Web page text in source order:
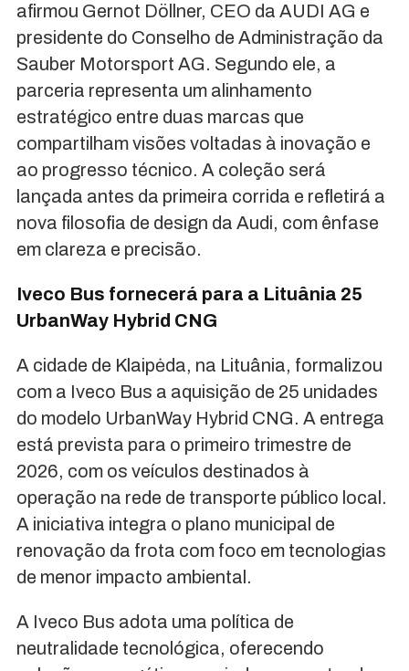
afirmou Gernot Döllner, CEO da AUDI AG e
presidente do Conselho de Administração da
Sauber Motorsport AG. Segundo ele, a
parceria representa um alinhamento
estratégico entre duas marcas que
compartilham visões voltadas à inovação e
ao progresso técnico. A coleção será
lançada antes da primeira corrida e refletirá a
nova filosofia de design da Audi, com ênfase
em clareza e precisão.
Iveco Bus fornecerá para a Lituânia 25
UrbanWay Hybrid CNG
A cidade de Klaipėda, na Lituânia, formalizou
com a Iveco Bus a aquisição de 25 unidades
do modelo UrbanWay Hybrid CNG. A entrega
está prevista para o primeiro trimestre de
2026, com os veículos destinados à
operação na rede de transporte público local.
A iniciativa integra o plano municipal de
renovação da frota com foco em tecnologias
de menor impacto ambiental.
A Iveco Bus adota uma política de
neutralidade tecnológica, oferecendo